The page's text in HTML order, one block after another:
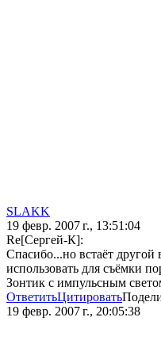
SLAKK
19 февр. 2007 г., 13:51:04
Re[Сергей-К]:
Спасибо...но встаёт
использовать для съёмки
Зонтик с импульсным
ОтветитьЦитировать
19 февр. 2007 г., 20:05:38